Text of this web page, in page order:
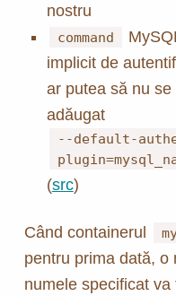
nostru
command
implicit de
ar putea să nu
adăugat
--default-
(src)
Când containerul
pentru prima dată, o
numele specificat